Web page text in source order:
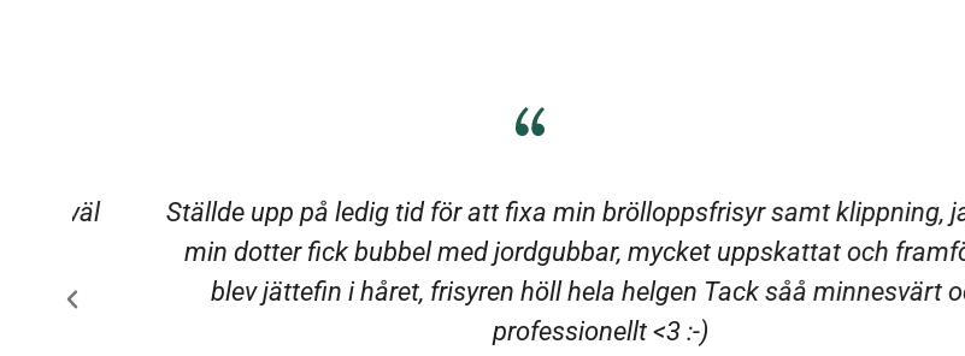
Ställde upp på ledig tid för att fixa min brölloppsfrisyr samt klippning, jag och
min dotter fick bubbel med jordgubbar, mycket uppskattat och framförallt
blev jättefin i håret, frisyren höll hela helgen Tack såå minnesvärt och
professionellt <3 :-)